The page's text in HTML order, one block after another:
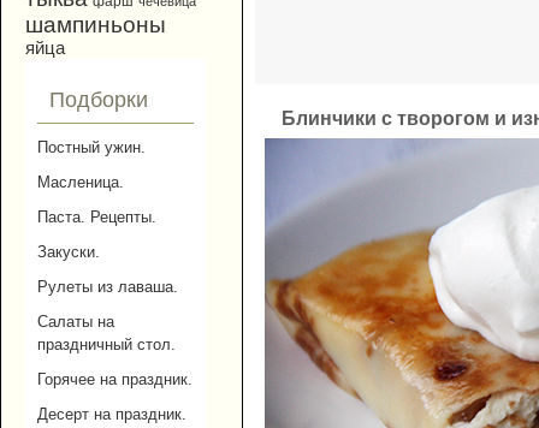
шампиньоны
яйца
Подборки
Постный ужин.
Масленица.
Паста. Рецепты.
Закуски.
Рулеты из лаваша.
Салаты на
праздничный стол.
Горячее на праздник.
Десерт на праздник.
Блинчики с творогом и